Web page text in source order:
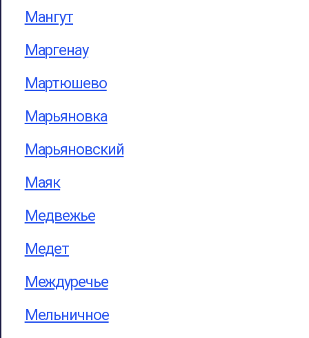
Мангут
Маргенау
Мартюшево
Марьяновка
Марьяновский
Маяк
Медвежье
Медет
Междуречье
Мельничное